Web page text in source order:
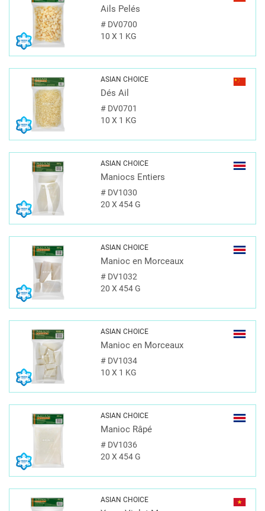
Ails Pelés
#DV0700
10 X 1 KG
ASIAN CHOICE
Dés Ail
#DV0701
10 X 1 KG
ASIAN CHOICE
Maniocs Entiers
#DV1030
20 X 454 G
ASIAN CHOICE
Manioc en Morceaux
#DV1032
20 X 454 G
ASIAN CHOICE
Manioc en Morceaux
#DV1034
10 X 1 KG
ASIAN CHOICE
Manioc Râpé
#DV1036
20 X 454 G
ASIAN CHOICE